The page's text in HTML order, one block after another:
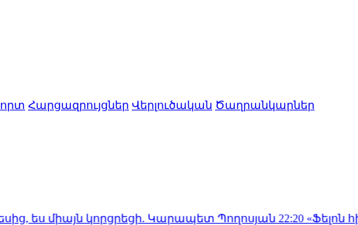
Հարցազրույցներ Վերլուծական Ծաղրանկարներ
կորցրեցի. Կարապետ Պողոսյան22:20«Ֆելոն